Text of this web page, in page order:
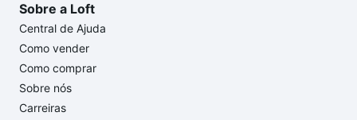
Sobre a Loft
Central de Ajuda
Como vender
Como comprar
Sobre nós
Carreiras